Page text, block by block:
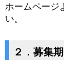
ホームページ
い。
２．募集